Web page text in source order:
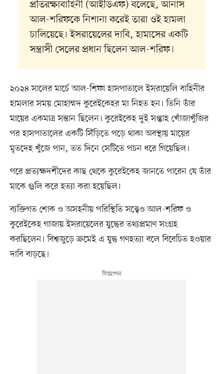
প্রতিরক্ষাবাহিনী (আইডিএফ) বলেছে, আনাস
আল-শরিফকে নিশানা করেই তারা ওই হামলা
চালিয়েছে। ইসরায়েলের দাবি, হামাসের একটি
সন্ত্রাসী সেলের প্রধান ছিলেন আল-শরিফ।
২০২৪ সালের মার্চে আল-শিফা হাসপাতালে ইসরায়েলি বাহিনীর
হামলার সময় মোহাম্মদ কুরেইকেহর মা নিহত হন। তিনি তাঁর
মায়ের একমাত্র সন্তান ছিলেন। কুরেইকেহ দুই সপ্তাহ খোঁজাখুঁজির
পর হাসপাতালের একটি সিঁড়িতে পড়ে থাকা অবস্থায় মায়ের
মৃতদেহ খুঁজে পান, তত দিনে সেটিতে পচন ধরে গিয়েছিল।
পরে প্রত্যক্ষদর্শীদের কাছ থেকে কুরেইকেহ জানতে পারেন যে তাঁর
মাকে গুলি করে হত্যা করা হয়েছিল।
ব্যক্তিগত শোক ও অসহনীয় পরিস্থিতি সত্ত্বেও আল-শরিফ ও
কুরেইকেহ গাজায় ইসরায়েলের যুদ্ধের তথ্যপ্রমাণ সংগ্রহ
করছিলেন। বিশ্বজুড়ে ক্রমেই এ যুদ্ধ গণহত্যা বলে বিবেচিত হওয়ার
দাবি বাড়ছে।